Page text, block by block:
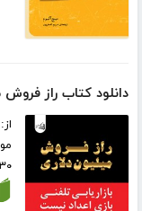
دانلود کتاب راز فروش
۱۳۰